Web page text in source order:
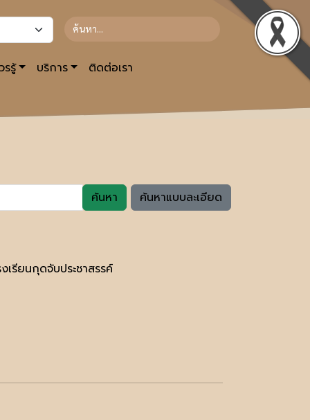
รรู้ บริการ ติดต่อเรา
ค้นหา ค้นหาแบบละเอียด
รียนกุดจับประชาสรรค์